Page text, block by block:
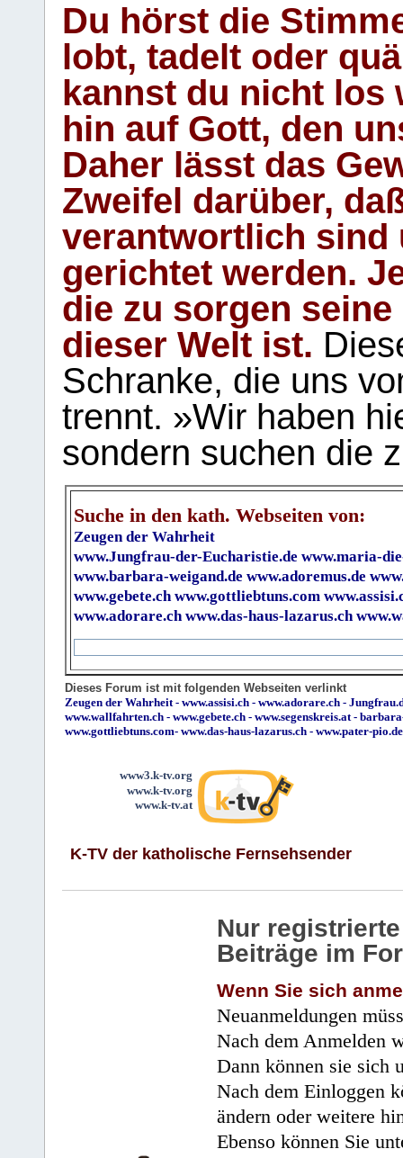
Du hörst die
lobt, tadelt oder
kannst du nicht los
hin auf Gott, den
Daher lässt das
Zweifel darüber,
verantwortlich sind
gerichtet werden.
die zu sorgen
dieser Welt ist.
Schranke, die uns
trennt. »Wir haben
sondern suchen die
Suche in den kath. Webseiten von:
Zeugen der Wahrheit
www.Jungfrau-der-Eucharistie.de www.maria-
www.barbara-weigand.de www.adoremus.de
www.gebete.ch www.gottliebtuns.com
www.adorare.ch www.das-haus-lazarus.ch
Dieses Forum ist mit folgenden Webseiten verlinkt
Zeugen der Wahrheit- www.assisi.ch - www.adorare.ch -
www.wallfahrten.ch - www.gebete.ch - www.segenskreis.at-
www.gottliebtuns.com- www.das-haus-lazarus.ch - www.pater-pio.de
www3.k-tv.org
www.k-tv.org
www.k-tv.at
K-TV der katholische Fernsehsender
Nur
Beiträge im
Wenn Sie sich
Neuanmeldungen
Nach dem Anmelden
Dann können sie sich
Nach dem Einloggen
ändern oder weitere
Ebenso können Sie